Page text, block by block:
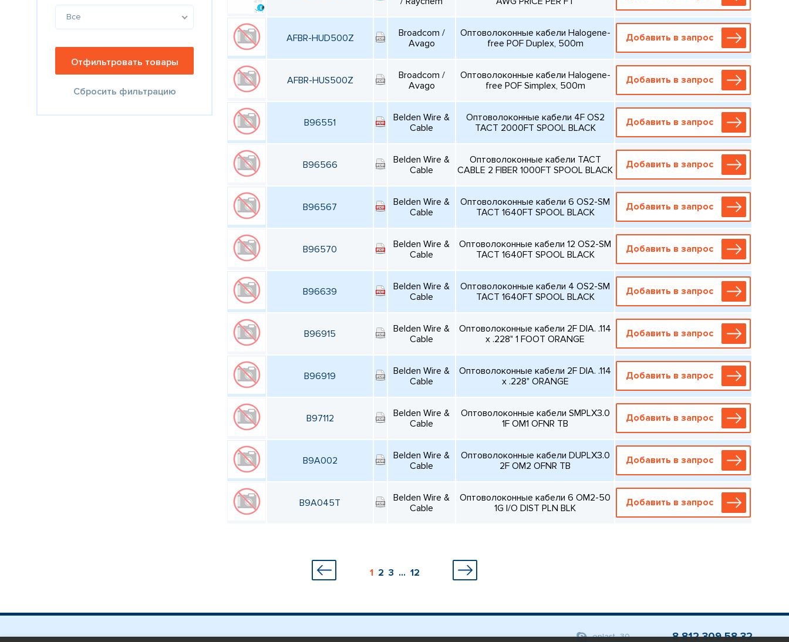
Все
Сбросить фильтрацию
AFBR-HUD500Z
Broadcom /
Avago
Оптоволоконные кабели Halogene-
free POF Duplex, 500m
Добавить в запрос
AFBR-HUS500Z
Broadcom /
Avago
Оптоволоконные кабели Halogene-
free POF Simplex, 500m
Добавить в запрос
B96551
Belden Wire &
Cable
Оптоволоконные кабели 4F OS2
TACT 2000FT SPOOL BLACK
Добавить в запрос
B96566
Belden Wire &
Cable
Оптоволоконные кабели TACT
CABLE 2 FIBER 1000FT SPOOL BLACK
Добавить в запрос
B96567
Belden Wire &
Cable
Оптоволоконные кабели 6 OS2-SM
TACT 1640FT SPOOL BLACK
Добавить в запрос
B96570
Belden Wire &
Cable
Оптоволоконные кабели 12 OS2-SM
TACT 1640FT SPOOL BLACK
Добавить в запрос
B96639
Belden Wire &
Cable
Оптоволоконные кабели 4 OS2-SM
TACT 1640FT SPOOL BLACK
Добавить в запрос
B96915
Belden Wire &
Cable
Оптоволоконные кабели 2F DIA. .114
x .228" 1 FOOT ORANGE
Добавить в запрос
B96919
Belden Wire &
Cable
Оптоволоконные кабели 2F DIA. .114
x .228" ORANGE
Добавить в запрос
B97112
Belden Wire &
Cable
Оптоволоконные кабели SMPLX3.0
1F OM1 OFNR TB
Добавить в запрос
B9A002
Belden Wire &
Cable
Оптоволоконные кабели DUPLX3.0
2F OM2 OFNR TB
Добавить в запрос
B9A045T
Belden Wire &
Cable
Оптоволоконные кабели 6 OM2-50
1G I/O DIST PLN BLK
Добавить в запрос
1 2 3 ... 12
eplast_30 8 812 309 58 32